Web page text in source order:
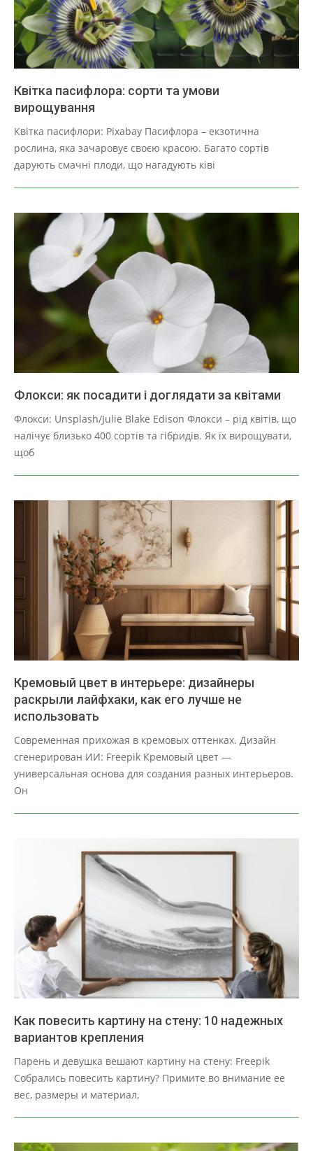
Квітка пасифлора: сорти та умови
вирощування
29
Квітка пасифлори: Pixabay Пасифлора – екзотична
рослина, яка зачаровує своєю красою. Багато сортів
дарують смачні плоди, що нагадують ківі
Флокси: як посадити і доглядати за квітами
Флокси: Unsplash/Julie Blake Edison Флокси – рід квітів, що
налічує близько 400 сортів та гібридів. Як їх вирощувати,
щоб
Кремовый цвет в интерьере: дизайнеры
раскрыли лайфхаки, как его лучше не
использовать
Современная прихожая в кремовых оттенках. Дизайн
сгенерирован ИИ: Freepik Кремовый цвет —
универсальная основа для создания разных интерьеров.
Он
Как повесить картину на стену: 10 надежных
вариантов крепления
03-
Парень и девушка вешают картину на стену: Freepik
Собрались повесить картину? Примите во внимание ее
вес, размеры и материал,